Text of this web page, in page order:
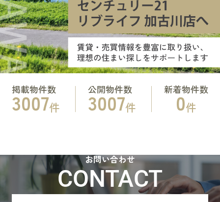
掲載物件数
3007件
公開物件数
3007件
新着物件数
0件
お問い合わせ
CONTACT